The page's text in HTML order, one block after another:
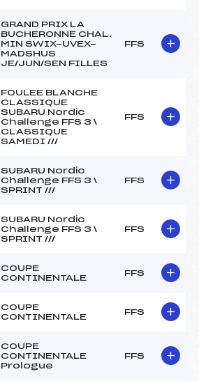
GRAND PRIX LA
BUCHERONNE CHAL.
MIN SWIX-UVEX-
MADSHUS
JE/JUN/SEN FILLES
FFS
FOULEE BLANCHE
CLASSIQUE
SUBARU Nordic
Challenge FFS 3 \
CLASSIQUE
SAMEDI ///
FFS
SUBARU Nordic
Challenge FFS 3 \
SPRINT ///
FFS
SUBARU Nordic
Challenge FFS 3 \
SPRINT ///
FFS
COUPE
CONTINENTALE
FFS
COUPE
CONTINENTALE
FFS
COUPE
CONTINENTALE
Prologue
FFS